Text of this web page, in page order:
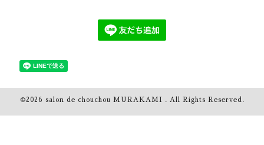
©2026 salon de chouchou MURAKAMI . All Rights Reserved.